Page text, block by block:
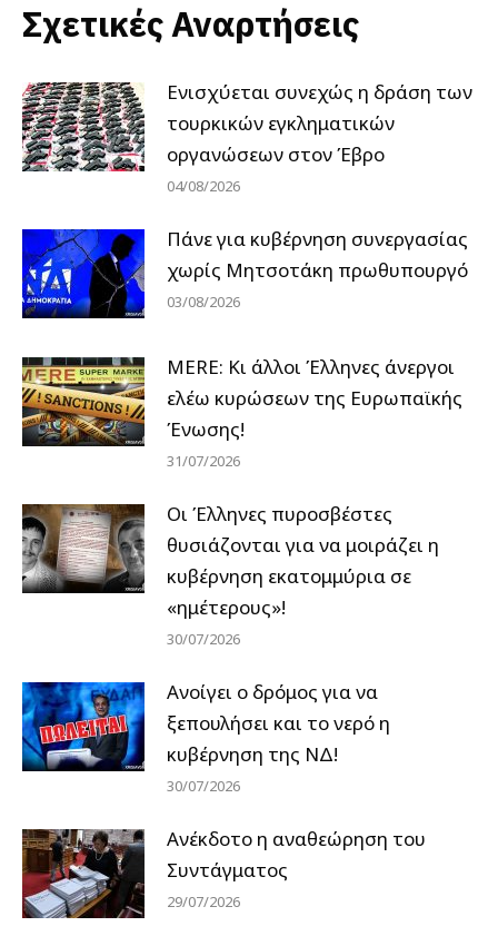
Σχετικές Αναρτήσεις
Ενισχύεται συνεχώς η δράση των
τουρκικών εγκληματικών
οργανώσεων στον Έβρο
04/08/2026
Πάνε για κυβέρνηση συνεργασίας
χωρίς Μητσοτάκη πρωθυπουργό
03/08/2026
MERE: Κι άλλοι Έλληνες άνεργοι
ελέω κυρώσεων της Ευρωπαϊκής
Ένωσης!
31/07/2026
Οι Έλληνες πυροσβέστες
θυσιάζονται για να μοιράζει η
κυβέρνηση εκατομμύρια σε
«ημέτερους»!
30/07/2026
Ανοίγει ο δρόμος για να
ξεπουλήσει και το νερό η
κυβέρνηση της ΝΔ!
30/07/2026
Ανέκδοτο η αναθεώρηση του
Συντάγματος
29/07/2026